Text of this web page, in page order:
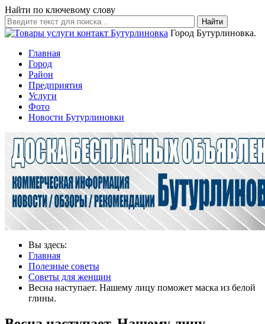
Найти по ключевому слову
Найти
Город Бутурлиновка.
Главная
Город
Район
Предприятия
Услуги
Фото
Новости Бутурлиновки
Вы здесь:
Главная
Полезные советы
Советы для женщин
Весна наступает. Нашему лицу поможет маска из белой
глины.